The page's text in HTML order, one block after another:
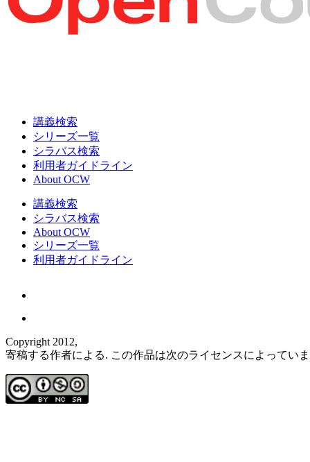
講義検索
シリーズ一覧
シラバス検索
利用者ガイドライン
About OCW
講義検索
シラバス検索
About OCW
シリーズ一覧
利用者ガイドライン
Copyright 2012,
寄稿する作者による. この作品は次のライセンスによってい